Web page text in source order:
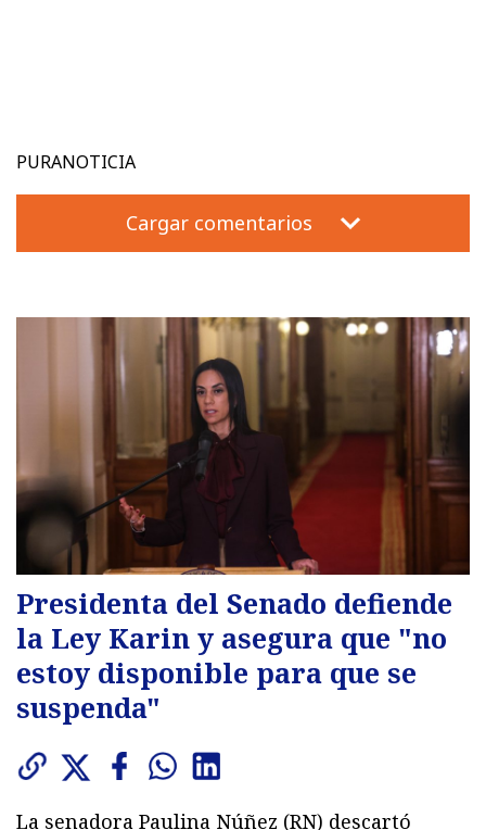
PURANOTICIA
Cargar comentarios
Presidenta del Senado defiende
la Ley Karin y asegura que "no
estoy disponible para que se
suspenda"
La senadora Paulina Núñez (RN) descartó